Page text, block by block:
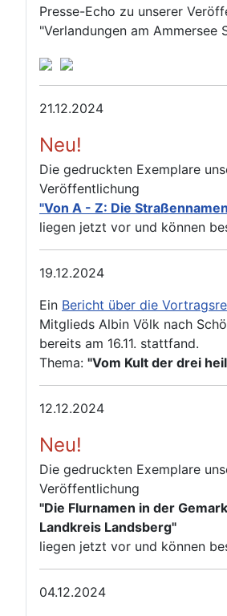
Presse-Echo zu unserer
"Verlandungen am Ammersee
21.12.2024
Neu!
Die gedruckten Exemplare
Veröffentlichung
"Von A - Z: Die
liegen jetzt vor und können
19.12.2024
Ein Bericht über die
Mitglieds Albin Völk nach
bereits am 16.11. stattfand.
Thema: "Vom Kult der drei
12.12.2024
Neu!
Die gedruckten Exemplare
Veröffentlichung
"Die Flurnamen in der
Landkreis Landsberg"
liegen jetzt vor und können
04.12.2024